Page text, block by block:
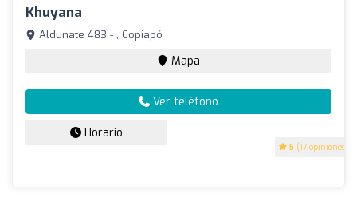
Khuyana
5 (17 opiniones)
Aldunate 483 - , Copiapó
Mapa
Ver teléfono
Horario